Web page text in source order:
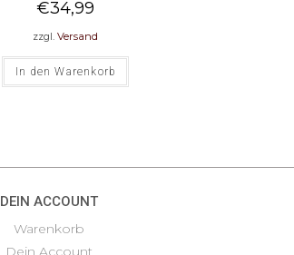
€34,99
zzgl.Versand
In den Warenkorb
DEIN ACCOUNT
Warenkorb
Dein Account